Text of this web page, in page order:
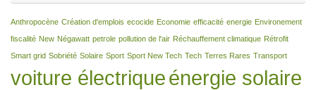
Anthropocène Création d'emplois ecocide Economie efficacité energie Environement
fiscalité New Négawatt petrole pollution de l'air Réchauffement climatique Rétrofit
Smart grid Sobriété Solaire Sport Sport New Tech Tech Terres Rares Transport
voiture électriqueénergie solaire